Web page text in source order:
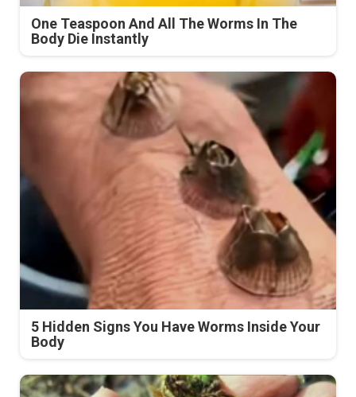
One Teaspoon And All The Worms In The
Body Die Instantly
5 Hidden Signs You Have Worms Inside Your
Body